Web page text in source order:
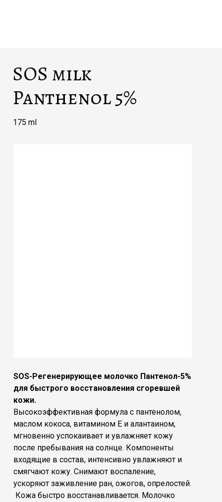
SOS-Регенерирующее молочко Пантенол-5%
для быстрого восстановления сгоревшей
кожи.
Высокоэффективная формула с пантенолом,
маслом кокоса, витамином Е и алантаином,
мгновенно успокаивает и увлажняет кожу
после пребывания на солнце. Компоненты
входящие в состав, интенсивно увлажняют и
смягчают кожу. Снимают воспаление,
ускоряют заживление ран, ожогов, опрелостей.
Кожа быстро восстанавливается. Молочко
175 ml
SOS milk
Panthenol 5%